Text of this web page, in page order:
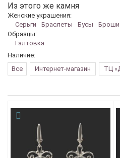
Из этого же камня
Женские украшения:
Серьги
Браслеты Бусы
Броши
Образцы:
Галтовка
Наличие:
Все
Интернет-магазин ТЦ